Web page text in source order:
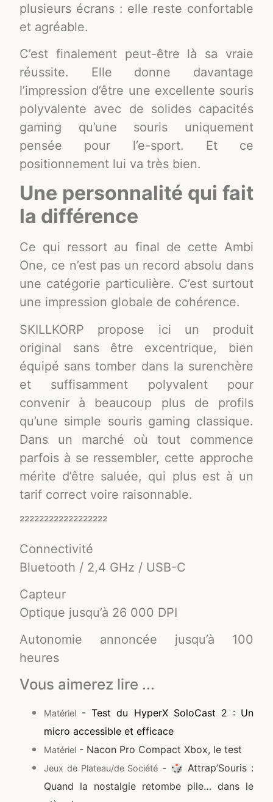
plusieurs écrans : elle reste confortable
et agréable.
C’est finalement peut-être là sa vraie
réussite. Elle donne davantage
l’impression d’être une excellente souris
polyvalente avec de solides capacités
gaming qu’une souris uniquement
pensée pour l’e-sport. Et ce
positionnement lui va très bien.
Une personnalité qui fait
la différence
Ce qui ressort au final de cette Ambi
One, ce n’est pas un record absolu dans
une catégorie particulière. C’est surtout
une impression globale de cohérence.
SKILLKORP propose ici un produit
original sans être excentrique, bien
équipé sans tomber dans la surenchère
et suffisamment polyvalent pour
convenir à beaucoup plus de profils
qu’une simple souris gaming classique.
Dans un marché où tout commence
parfois à se ressembler, cette approche
mérite d’être saluée, qui plus est à un
tarif correct voire raisonnable.
²²²²²²²²²²²²²²²²²²
Connectivité
Bluetooth / 2,4 GHz / USB-C
Capteur
Optique jusqu’à 26 000 DPI
Autonomie annoncée jusqu’à 100
heures
Vous aimerez lire ...
Matériel - Test du HyperX SoloCast 2 : Un
micro accessible et efficace
Matériel - Nacon Pro Compact Xbox, le test
Jeux de Plateau/de Société - 🎲 Attrap’Souris :
Quand la nostalgie retombe pile… dans le